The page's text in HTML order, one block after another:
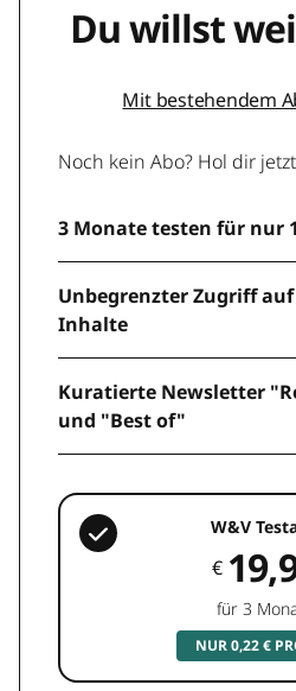
Du willst
Mit bestehendem
Noch kein Abo? Hol dir
3 Monate testen für nur
Unbegrenzter Zugriff auf
Inhalte
Kuratierte Newsletter
und "Best of"
W&V
€
für 3
NUR 0,22 €